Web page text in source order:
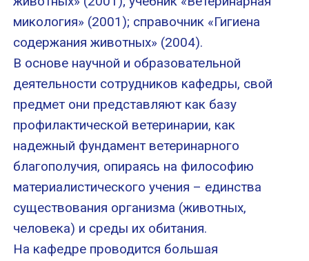
микология» (2001); справочник «Гигиена
содержания животных» (2004).
В основе научной и образовательной
деятельности сотрудников кафедры, свой
предмет они представляют как базу
профилактической ветеринарии, как
надежный фундамент ветеринарного
благополучия, опираясь на философию
материалистического учения – единства
существования организма (животных,
человека) и среды их обитания.
На кафедре проводится большая